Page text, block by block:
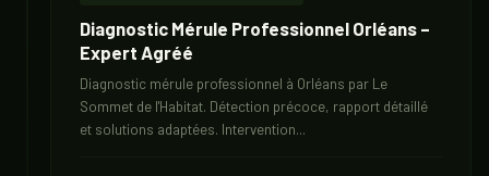
Diagnostic Mérule Professionnel Orléans –
Expert Agréé
Diagnostic mérule professionnel à Orléans par Le
Sommet de l'Habitat. Détection précoce, rapport détaillé
et solutions adaptées. Intervention...